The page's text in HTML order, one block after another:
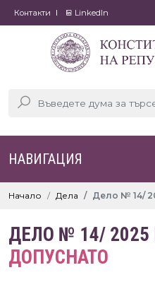
Контакти LinkedIn
НАВИГАЦИЯ
Начало Дела Дело № 14/
ДЕЛО № 14/ 2025
ДОПУСНАТО